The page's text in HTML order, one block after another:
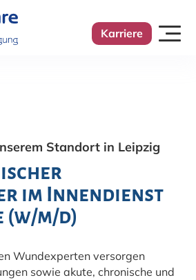
Karriere
Standort in Leipzig
im Innendienst
(w/m/d)
Wundexperten versorgen
sowie akute, chronische und